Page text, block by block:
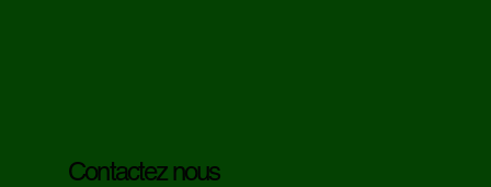
Contactez nous